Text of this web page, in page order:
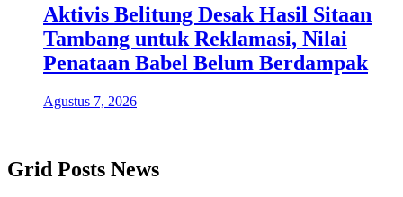
Aktivis Belitung Desak Hasil Sitaan
Tambang untuk Reklamasi, Nilai
Penataan Babel Belum Berdampak
Agustus 7, 2026
Grid Posts News